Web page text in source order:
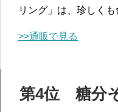
リング」は、珍しく
>>通販で見る
第4位 糖分